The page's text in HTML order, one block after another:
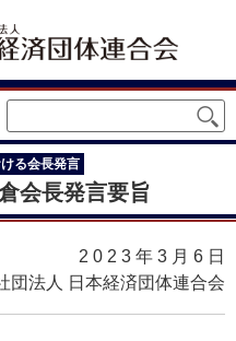
る会長発言
会長発言要旨
2023年3月6 日
団法人 日本経済団体連合会